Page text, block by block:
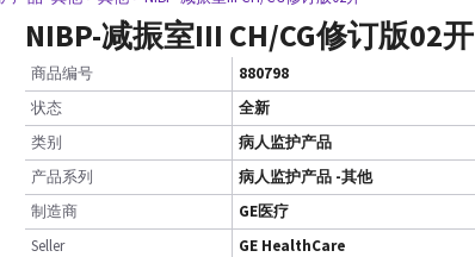
NIBP-减振室III CH/CG修订版02开
商品编号
880798
状态
全新
类别
病人监护产品
产品系列
病人监护产品 -其他
制造商
GE医疗
Seller
GE HealthCare